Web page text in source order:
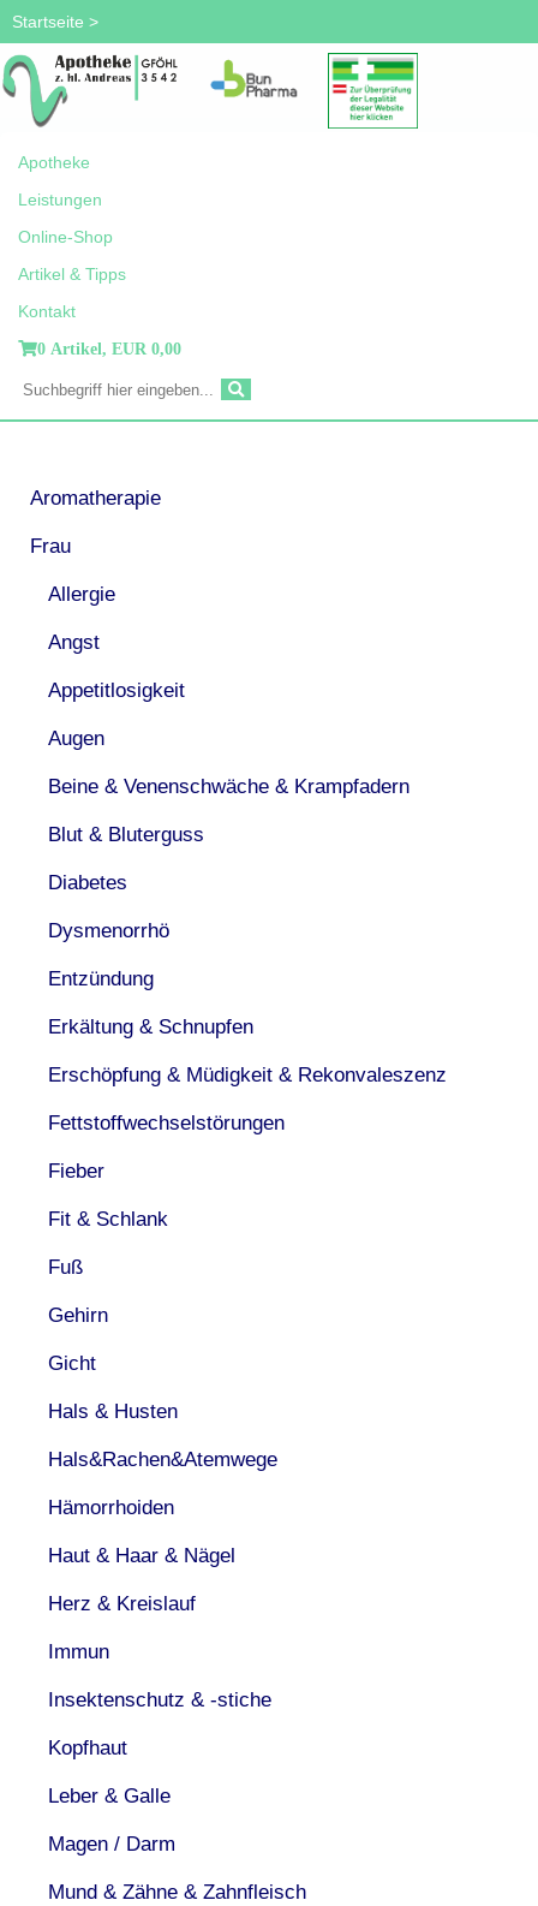
Startseite >
Apotheke
Leistungen
Online-Shop
Artikel & Tipps
Kontakt
0 Artikel, EUR 0,00
Aromatherapie
Frau
Allergie
Angst
Appetitlosigkeit
Augen
Beine & Venenschwäche & Krampfadern
Blut & Bluterguss
Diabetes
Dysmenorrhö
Entzündung
Erkältung & Schnupfen
Erschöpfung & Müdigkeit & Rekonvaleszenz
Fettstoffwechselstörungen
Fieber
Fit & Schlank
Fuß
Gehirn
Gicht
Hals & Husten
Hals&Rachen&Atemwege
Hämorrhoiden
Haut & Haar & Nägel
Herz & Kreislauf
Immun
Insektenschutz & -stiche
Kopfhaut
Leber & Galle
Magen / Darm
Mund & Zähne & Zahnfleisch